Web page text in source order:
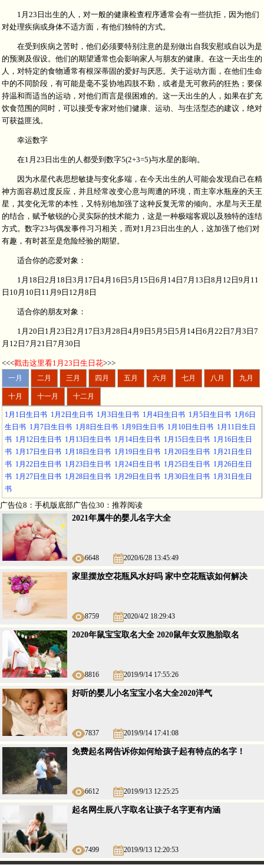
1月23日出生的人，对一般的健康检查程序通常会有一些抗拒，因为他们
对处理疾病或身体不适方面，有他们独特的方式。
在受到疾病之苦时，他们必须要特别注意的是别做出自我安慰或自以为是
的预测及假设。他们的期望通常也会影响家人与朋友的健康。在这一天出生的
人，对特定的食物通常有根深蒂固的爱好与厌恶。关于运动方面，在他们生命
中的不同阶段，有可能是毫不妥协地四肢不勤，或者是无可救药的狂热；要保
持温和而适当的运动，对他们而言是很困难的。这一天出生的人，如果在扩充
饮食范围的同时，可以接受专家对他们健康、运动、与生活型态的建议，绝对
可获益匪浅。
幸运数字
在1月23日出生的人都受到数字5(2+3=5)与水星的影响。
因为水星代表思想敏捷与变化多端，在今天出生的人可能会发现自己在精
神方面容易过度反应，并且经常改变心意与周遭的环境，而主宰水瓶座的天王
星，其变化无常的本性，又特别地加强了这种反复无常的倾向。水星与天王星
的结合，赋予敏锐的心灵实际的技术能力，这是一种极端客观以及独特的连结
方式。数字23与偶发事件习习相关，而对1月23日出生的人，这加强了他们对
有趣，有时甚至是危险经验的期望。
适合你的恋爱对象：
1月18日2月18日3月17日4月16日5月15日6月14日7月13日8月12日9月11
日10月10日11月9日12月8日
适合你的朋友对象：
1月20日1月23日2月17日3月28日4月9日5月5日5月14日6月22日7月3日7
月12日7月21日7月30日
<<<戳击这里看1月23日生日花>>>
一月 二月 三月 四月 五月 六月 七月 八月 九月
十月 十一月 十二月
1月1日生日书 1月2日生日书 1月3日生日书 1月4日生日书 1月5日生日书 1月6日
生日书 1月7日生日书 1月8日生日书 1月9日生日书 1月10日生日书 1月11日生日
书 1月12日生日书 1月13日生日书 1月14日生日书 1月15日生日书 1月16日生日
书 1月17日生日书 1月18日生日书 1月19日生日书 1月20日生日书 1月21日生日
书 1月22日生日书 1月23日生日书 1月24日生日书 1月25日生日书 1月26日生日
书 1月27日生日书 1月28日生日书 1月29日生日书 1月30日生日书 1月31日生日
书
广告位8：手机版底部广告位30：推荐阅读
2021年属牛的婴儿名字大全
6648 2020/6/28 13:45:49
家里摆放空花瓶风水好吗 家中空花瓶该如何解决
8759 2020/4/2 18:29:43
2020年鼠宝宝取名大全 2020鼠年女双胞胎取名
8816 2019/9/14 17:55:26
好听的婴儿小名宝宝小名大全2020洋气
7837 2019/9/14 17:41:08
免费起名网告诉你如何给孩子起有特点的名字！
6612 2019/9/13 12:25:25
起名网生辰八字取名让孩子名字更有内涵
7499 2019/9/13 12:20:53